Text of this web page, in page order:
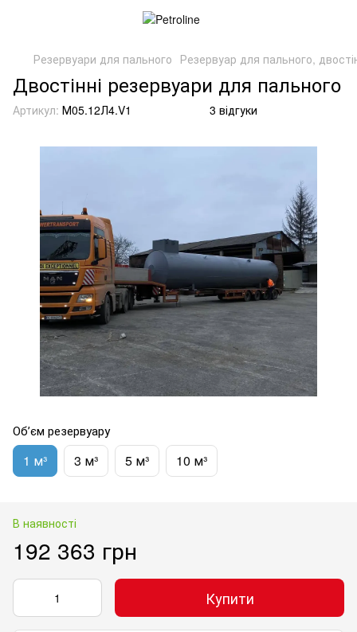
Резервуари для пального Резервуар для пального,
Двостінні резервуари для пального
Артикул: М05.12Л4.V1 3 відгуки
Обʼєм резервуару
1 м³ 3 м³ 5 м³ 10 м³
В наявності
192 363 грн
Купити